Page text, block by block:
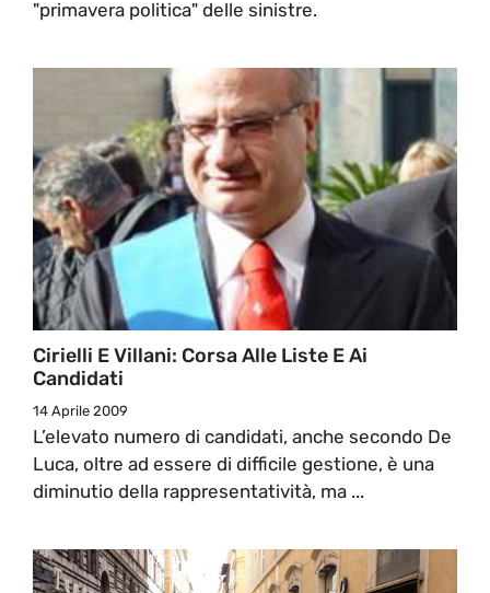
"primavera politica" delle sinistre.
Cirielli E Villani: Corsa Alle Liste E Ai
Candidati
14 Aprile 2009
L’elevato numero di candidati, anche secondo De
Luca, oltre ad essere di difficile gestione, è una
diminutio della rappresentatività, ma ...